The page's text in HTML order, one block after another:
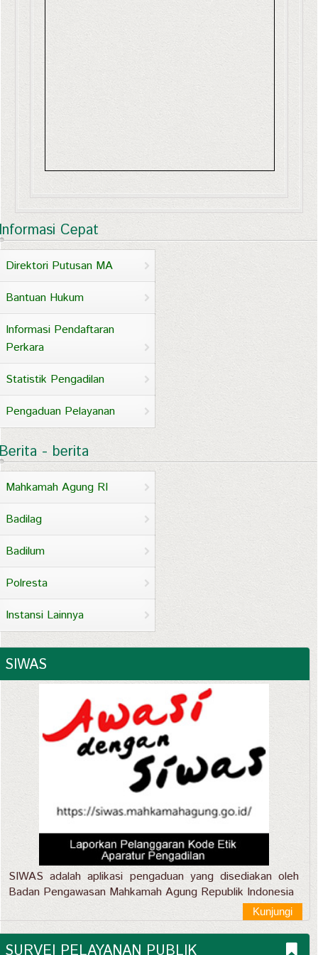
Cepat
Direktori Putusan MA
Bantuan Hukum
Informasi Pendaftaran
Perkara
Statistik Pengadilan
Pengaduan Pelayanan
- berita
Mahkamah Agung RI
Badilag
Badilum
Polresta
Instansi Lainnya
SIWAS
SIWAS adalah aplikasi pengaduan yang disediakan oleh
Badan Pengawasan Mahkamah Agung Republik Indonesia
Kunjungi